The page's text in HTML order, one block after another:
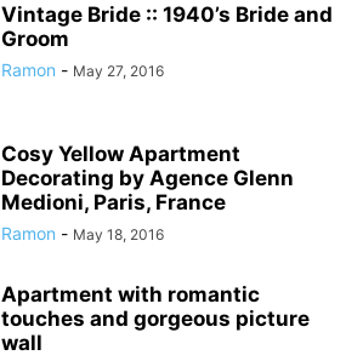
Vintage Bride :: 1940’s Bride and
Groom
Ramon - May 27, 2016
Cosy Yellow Apartment
Decorating by Agence Glenn
Medioni, Paris, France
Ramon - May 18, 2016
Apartment with romantic
touches and gorgeous picture
wall